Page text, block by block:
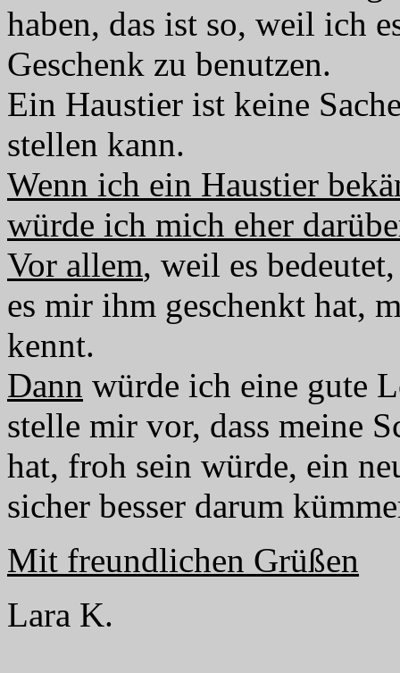
haben, das ist so, weil ich
Geschenk zu benutzen.
Ein Haustier ist keine
stellen kann.
Wenn ich ein Haustier
würde ich mich eher
Vor allem, weil es
es mir ihm geschenkt hat,
kennt.
Dann würde ich eine gute
stelle mir vor, dass meine
hat, froh sein würde, ein
sicher besser darum
Mit freundlichen Grüßen
Lara K.